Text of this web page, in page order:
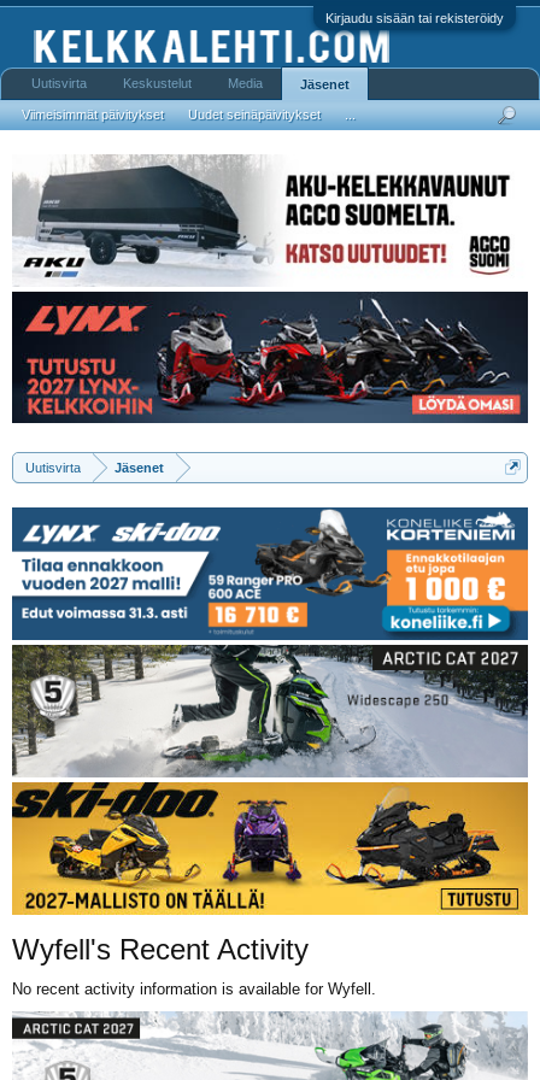
Kirjaudu sisään tai rekisteröidy
Uutisvirta Jäsenet
Wyfell's Recent Activity
No recent activity information is available for Wyfell.
Uutisvirta Keskustelut Media Jäsenet
Viimeisimmät päivitykset Uudet seinäpäivitykset